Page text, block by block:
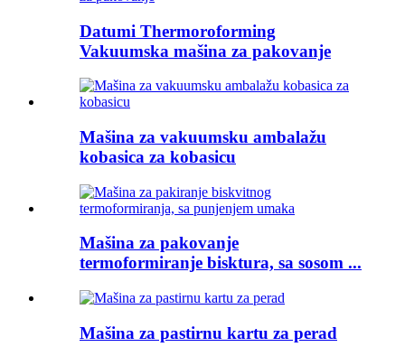
Datumi Thermoroforming
Vakuumska mašina za pakovanje
Mašina za vakuumsku ambalažu
kobasica za kobasicu
Mašina za pakovanje
termoformiranje bisktura, sa sosom ...
Mašina za pastirnu kartu za perad